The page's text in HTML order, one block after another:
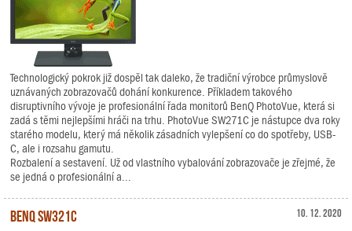
Technologický pokrok již dospěl tak daleko, že tradiční výrobce průmyslově
uznávaných zobrazovačů dohání konkurence. Příkladem takového
disruptivního vývoje je profesionální řada monitorů BenQ PhotoVue, která si
zadá s těmi nejlepšími hráči na trhu. PhotoVue SW271C je nástupce dva roky
starého modelu, který má několik zásadních vylepšení co do spotřeby, USB-
C, ale i rozsahu gamutu.
Rozbalení a sestavení. Už od vlastního vybalování zobrazovače je zřejmé, že
se jedná o profesionální a...
10. 12. 2020
BenQ SW321C